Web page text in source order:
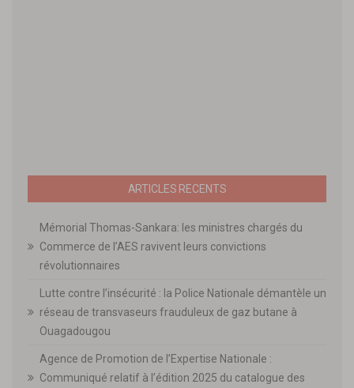
ARTICLES RECENTS
Mémorial Thomas-Sankara: les ministres chargés du
Commerce de l’AES ravivent leurs convictions
révolutionnaires
Lutte contre l’insécurité : la Police Nationale démantèle un
réseau de transvaseurs frauduleux de gaz butane à
Ouagadougou
Agence de Promotion de l’Expertise Nationale :
Communiqué relatif à l’édition 2025 du catalogue des